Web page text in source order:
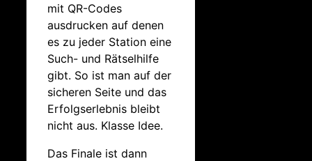
mit QR-Codes
ausdrucken auf denen
es zu jeder Station eine
Such- und Rätselhilfe
gibt. So ist man auf der
sicheren Seite und das
Erfolgserlebnis bleibt
nicht aus. Klasse Idee.
Das Finale ist dann